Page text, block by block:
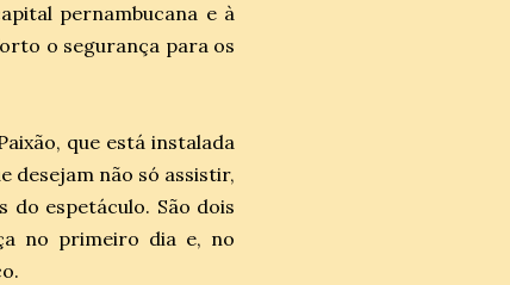
pernambucana e à
o segurança para os
que está instalada
desejam não só assistir,
espetáculo. São dois
no primeiro dia e, no